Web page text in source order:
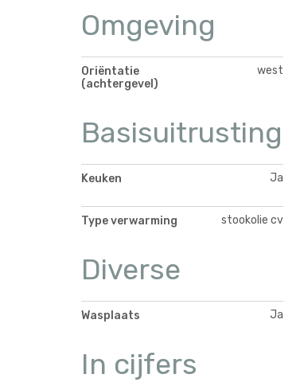
Omgeving
Oriëntatie
(achtergevel)
west
Basisuitrusting
Keuken Ja
Type verwarming stookolie cv
Diverse
Wasplaats Ja
In cijfers